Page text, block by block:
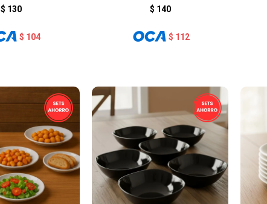
$ 130
$ 104
$ 140
$ 112